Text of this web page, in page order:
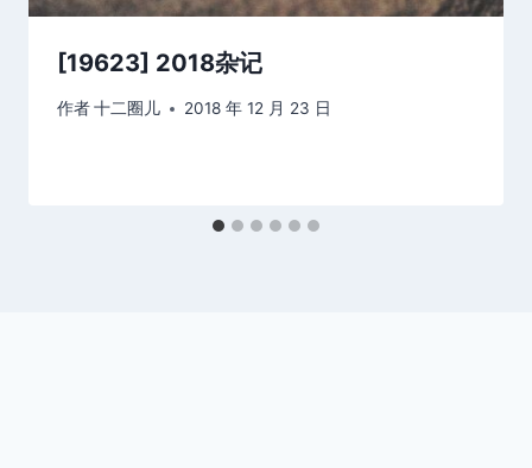
[19623] 2018杂记
作者十二圈儿 2018 年 12 月 23 日